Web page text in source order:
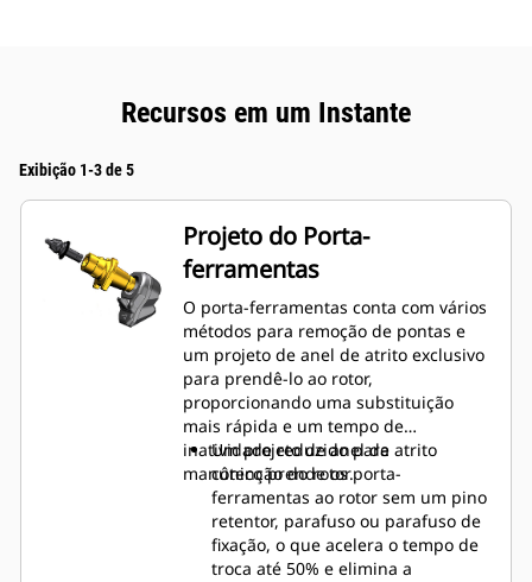
Recursos em um Instante
Exibição 1-3 de 5
Projeto do Porta-
ferramentas
O porta-ferramentas conta com vários
métodos para remoção de pontas e
um projeto de anel de atrito exclusivo
para prendê-lo ao rotor,
proporcionando uma substituição
mais rápida e um tempo de
inatividade reduzido para
manutenção do rotor.
Um projeto de anel de atrito
cônico prende os porta-
ferramentas ao rotor sem um pino
retentor, parafuso ou parafuso de
fixação, o que acelera o tempo de
troca até 50% e elimina a